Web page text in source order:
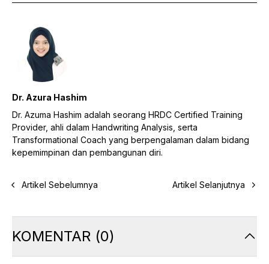
Dr. Azura Hashim
Dr. Azuma Hashim adalah seorang HRDC Certified Training
Provider, ahli dalam Handwriting Analysis, serta
Transformational Coach yang berpengalaman dalam bidang
kepemimpinan dan pembangunan diri.
Artikel Sebelumnya Artikel Selanjutnya
KOMENTAR (0)